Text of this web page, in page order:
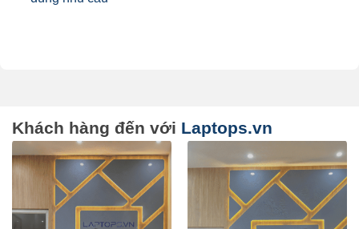
Khách hàng đến với Laptops.vn